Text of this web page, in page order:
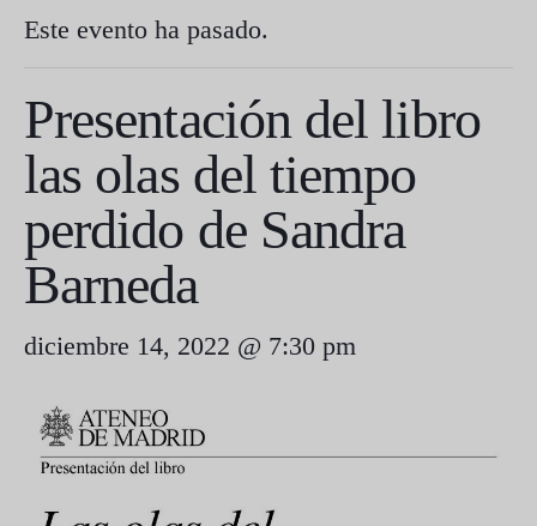
Este evento ha pasado.
Presentación del libro
las olas del tiempo
perdido de Sandra
Barneda
diciembre 14, 2022 @ 7:30 pm